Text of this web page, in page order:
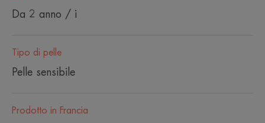
Da 2 anno / i
Tipo di pelle
Pelle sensibile
Prodotto in Francia